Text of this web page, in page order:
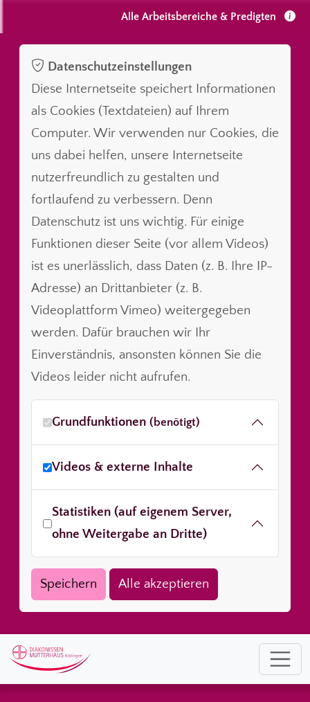
Alle Arbeitsbereiche & Predigten
Datenschutzeinstellungen
Diese Internetseite speichert Informationen
als Cookies (Textdateien) auf Ihrem
Computer. Wir verwenden nur Cookies, die
uns dabei helfen, unsere Internetseite
nutzerfreundlich zu gestalten und
fortlaufend zu verbessern. Denn
Datenschutz ist uns wichtig. Für einige
Funktionen dieser Seite (vor allem Videos)
ist es unerlässlich, dass Daten (z. B. Ihre IP-
Adresse) an Drittanbieter (z. B.
Videoplattform Vimeo) weitergegeben
werden. Dafür brauchen wir Ihr
Einverständnis, ansonsten können Sie die
Videos leider nicht aufrufen.
Grundfunktionen (benötigt)
Videos & externe Inhalte
Statistiken (auf eigenem Server,
ohne Weitergabe an Dritte)